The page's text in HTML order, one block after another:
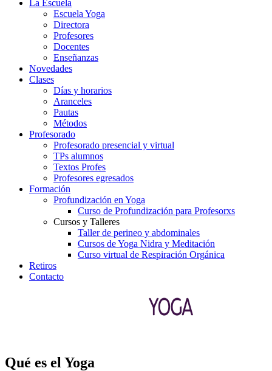
La Escuela
Escuela Yoga
Directora
Profesores
Docentes
Enseñanzas
Novedades
Clases
Días y horarios
Aranceles
Pautas
Métodos
Profesorado
Profesorado presencial y virtual
TPs alumnos
Textos Profes
Profesores egresados
Formación
Profundización en Yoga
Curso de Profundización para Profesorxs
Cursos y Talleres
Taller de perineo y abdominales
Cursos de Yoga Nidra y Meditación
Curso virtual de Respiración Orgánica
Retiros
Contacto
Qué es el Yoga